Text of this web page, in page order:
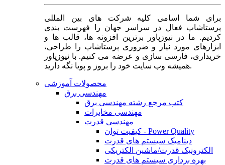
برای شما اسامی کلیه شرکت های بین المللی
پرستاشاپ فعال در سراسر جهان را فهرست بندی
کردیم. ما در نیوزپاور برترین افزونه ها، قالب ها و
ابزارهای مورد نیاز و ضروری پرستاشاپ را طراحی،
خریداری، فارسی سازی و عرضه می کنیم. با نیوزپاور
همیشه وب سایت خود را بروز و پویا نگه دارید.
محصولات آموزشی
مهندسی برق
کتب مرجع رشته مهندسی برق
مهندسی مخابرات
مهندسی قدرت
کیفیت توان - Power Quality
دینامیک سیستم های قدرت
الکترونیک قدرت/ماشین الکتریکی
بهره برداری سیستم های قدرت